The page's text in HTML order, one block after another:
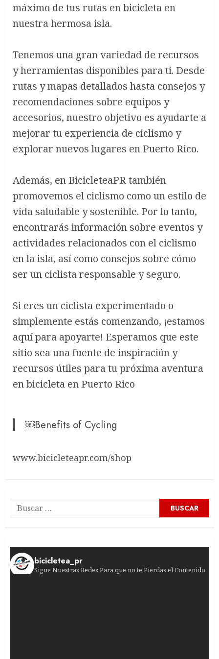
máximo de tus rutas en bicicleta en
nuestra hermosa isla.
Tenemos una gran variedad de recursos
y herramientas disponibles para ti. Desde
rutas y mapas detallados hasta consejos y
recomendaciones sobre equipos y
accesorios, nuestro objetivo es ayudarte a
mejorar tu experiencia de ciclismo y
explorar nuevos lugares en Puerto Rico.
Además, en BicicleteaPR también
promovemos el ciclismo como un estilo de
vida saludable y sostenible. Por lo tanto,
encontrarás información sobre eventos y
actividades relacionados con el ciclismo
en la isla, así como consejos sobre cómo
ser un ciclista responsable y seguro.
Si eres un ciclista experimentado o
simplemente estás comenzando, ¡estamos
aquí para apoyarte! Esperamos que este
sitio sea una fuente de inspiración y
recursos útiles para tu próxima aventura
en bicicleta en Puerto Rico
￼Benefits of Cycling
www.bicicleteapr.com/shop
Buscar:
bicicletea_pr
Sigue Nuestras Redes Para que no te Pierdas el Contenido